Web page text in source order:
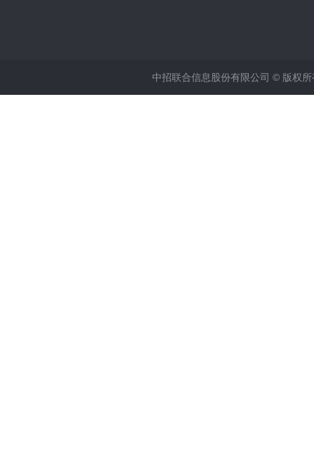
中招联合信息股份有限公司 © 版权